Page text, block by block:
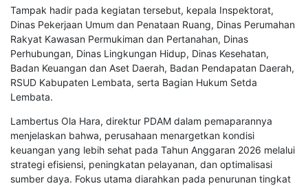
Tampak hadir pada kegiatan tersebut, kepala Inspektorat,
Dinas Pekerjaan Umum dan Penataan Ruang, Dinas Perumahan
Rakyat Kawasan Permukiman dan Pertanahan, Dinas
Perhubungan, Dinas Lingkungan Hidup, Dinas Kesehatan,
Badan Keuangan dan Aset Daerah, Badan Pendapatan Daerah,
RSUD Kabupaten Lembata, serta Bagian Hukum Setda
Lembata.
Lambertus Ola Hara, direktur PDAM dalam pemaparannya
menjelaskan bahwa, perusahaan menargetkan kondisi
keuangan yang lebih sehat pada Tahun Anggaran 2026 melalui
strategi efisiensi, peningkatan pelayanan, dan optimalisasi
sumber daya. Fokus utama diarahkan pada penurunan tingkat